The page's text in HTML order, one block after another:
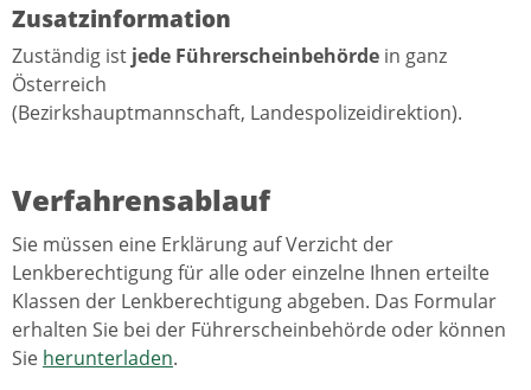
Zusatzinformation
Zuständig ist jede Führerscheinbehörde in ganz
Österreich
(Bezirkshauptmannschaft, Landespolizeidirektion).
Verfahrensablauf
Sie müssen eine Erklärung auf Verzicht der
Lenkberechtigung für alle oder einzelne Ihnen erteilte
Klassen der Lenkberechtigung abgeben. Das Formular
erhalten Sie bei der Führerscheinbehörde oder können
Sie herunterladen.